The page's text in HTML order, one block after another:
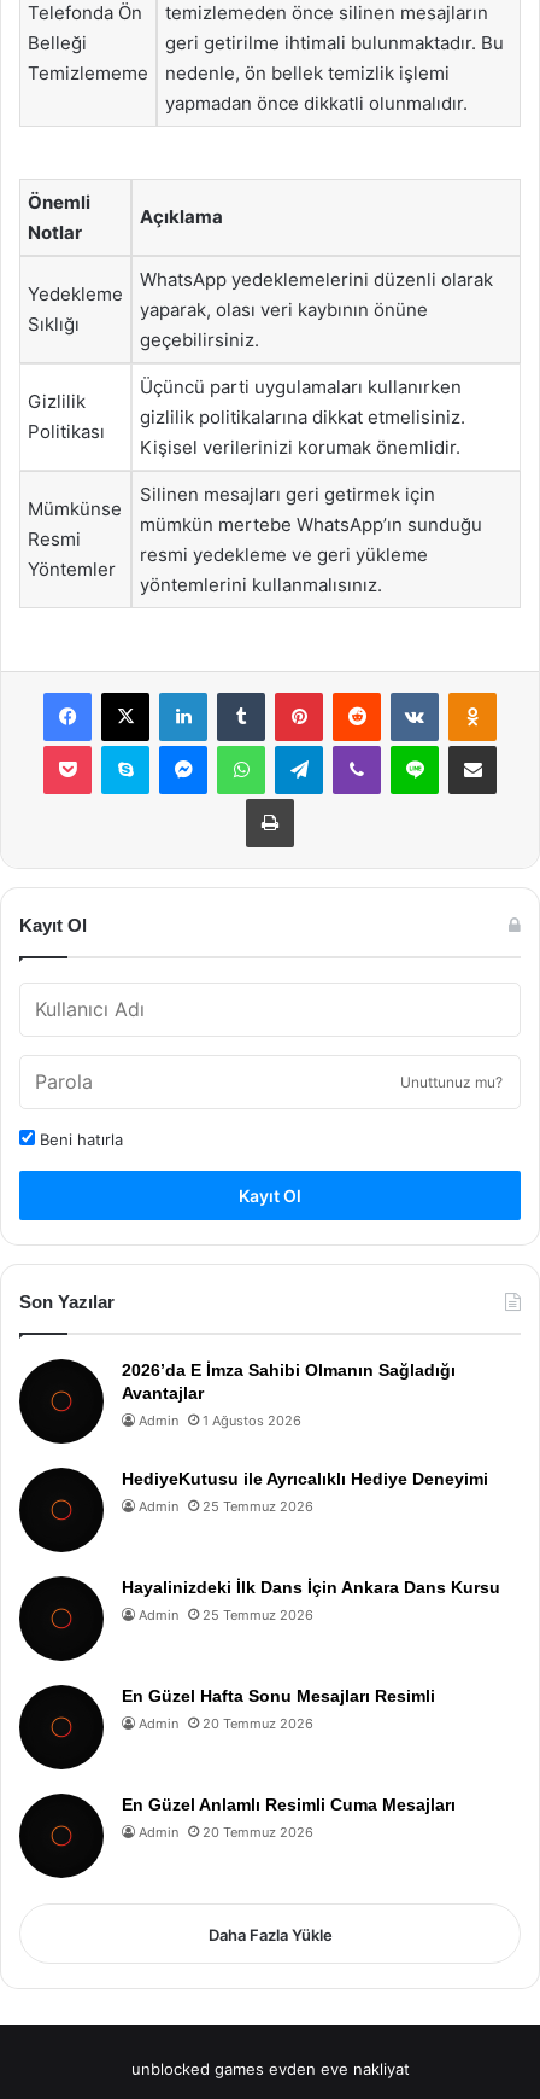
Telefonda Ön
Belleği
Temizlememe
temizlemeden önce silinen mesajların
geri getirilme ihtimali bulunmaktadır. Bu
nedenle, ön bellek temizlik işlemi
yapmadan önce dikkatli olunmalıdır.
Önemli
Notlar
Açıklama
Yedekleme
Sıklığı
WhatsApp yedeklemelerini düzenli olarak
yaparak, olası veri kaybının önüne
geçebilirsiniz.
Gizlilik
Politikası
Üçüncü parti uygulamaları kullanırken
gizlilik politikalarına dikkat etmelisiniz.
Kişisel verilerinizi korumak önemlidir.
Mümkünse
Resmi
Yöntemler
Silinen mesajları geri getirmek için
mümkün mertebe WhatsApp’ın sunduğu
resmi yedekleme ve geri yükleme
yöntemlerini kullanmalısınız.
Facebook
X LinkedInTumblr PinterestReddit VKontakte
Pocket Skype MessengerWhatsAppTelegramViber Line E-Posta ile
Yazdır
Kayıt Ol
Unuttunuz mu?
Beni hatırla
Kayıt Ol
Son Yazılar
2026’da E İmza Sahibi Olmanın Sağladığı
Avantajlar
Admin 1 Ağustos 2026
HediyeKutusu ile Ayrıcalıklı Hediye Deneyimi
Admin 25 Temmuz 2026
Hayalinizdeki İlk Dans İçin Ankara Dans Kursu
Admin 25 Temmuz 2026
En Güzel Hafta Sonu Mesajları Resimli
Admin 20 Temmuz 2026
En Güzel Anlamlı Resimli Cuma Mesajları
Admin 20 Temmuz 2026
Daha Fazla Yükle
unblocked games evden eve nakliyat